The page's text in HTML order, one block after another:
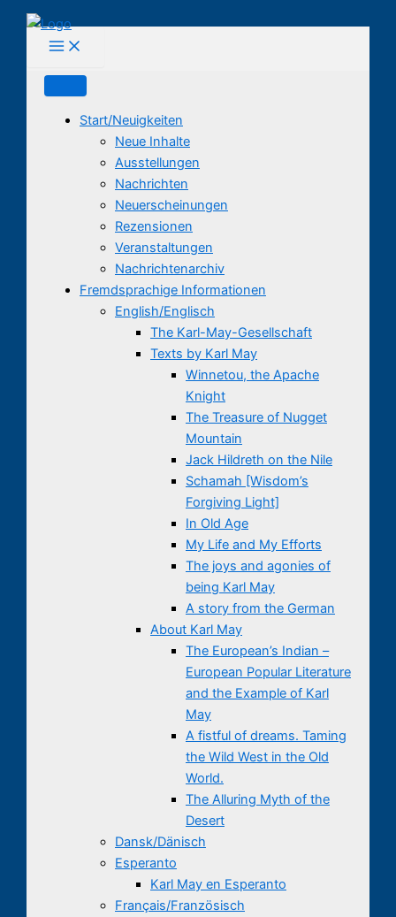
Inhalt
springen
Start/Neuigkeiten
Neue Inhalte
Ausstellungen
Nachrichten
Neuerscheinungen
Rezensionen
Veranstaltungen
Nachrichtenarchiv
Fremdsprachige Informationen
English/Englisch
The Karl-May-Gesellschaft
Texts by Karl May
Winnetou, the Apache
Knight
The Treasure of Nugget
Mountain
Jack Hildreth on the Nile
Schamah [Wisdom’s
Forgiving Light]
In Old Age
My Life and My Efforts
The joys and agonies of
being Karl May
A story from the German
About Karl May
The European’s Indian –
European Popular Literature
and the Example of Karl
May
A fistful of dreams. Taming
the Wild West in the Old
World.
The Alluring Myth of the
Desert
Dansk/Dänisch
Esperanto
Karl May en Esperanto
Français/Französisch